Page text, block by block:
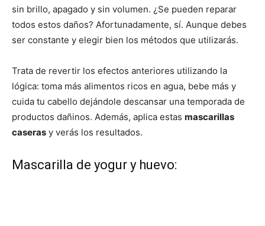
sin brillo, apagado y sin volumen. ¿Se pueden reparar
todos estos daños? Afortunadamente, sí. Aunque debes
ser constante y elegir bien los métodos que utilizarás.
Trata de revertir los efectos anteriores utilizando la
lógica: toma más alimentos ricos en agua, bebe más y
cuida tu cabello dejándole descansar una temporada de
productos dañinos. Además, aplica estas mascarillas
caseras y verás los resultados.
Mascarilla de yogur y huevo: